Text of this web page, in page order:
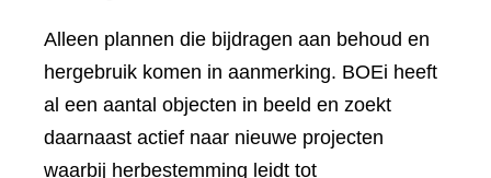
Alleen plannen die bijdragen aan behoud en
hergebruik komen in aanmerking. BOEi heeft
al een aantal objecten in beeld en zoekt
daarnaast actief naar nieuwe projecten
waarbij herbestemming leidt tot